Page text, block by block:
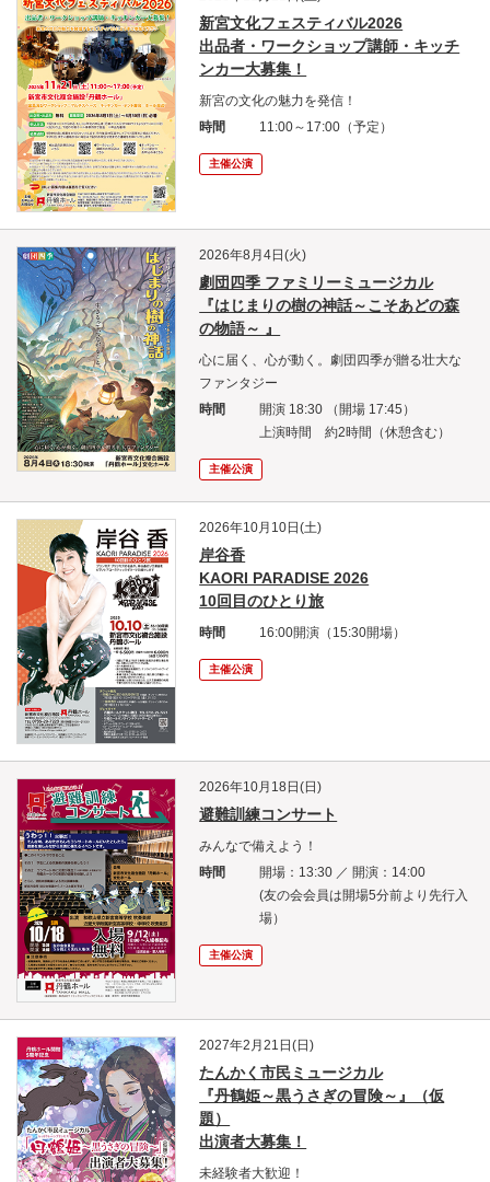
新宮文化フェスティバル2026
出品者・ワークショップ講師・キッチ
ンカー大募集！
新宮の文化の魅力を発信！
時間
11:00～17:00（予定）
主催公演
2026年8月4日(火)
劇団四季 ファミリーミュージカル
『はじまりの樹の神話～こそあどの森
の物語～ 』
心に届く、心が動く。劇団四季が贈る壮大な
ファンタジー
時間
開演 18:30 （開場 17:45）
上演時間 約2時間（休憩含む）
主催公演
2026年10月10日(土)
岸谷香
KAORI PARADISE 2026
10回目のひとり旅
時間 16:00開演（15:30開場）
主催公演
2026年10月18日(日)
避難訓練コンサート
みんなで備えよう！
時間
開場：13:30 ／ 開演：14:00
(友の会会員は開場5分前より先行入
場）
主催公演
2027年2月21日(日)
たんかく市民ミュージカル
『丹鶴姫～黒うさぎの冒険～』（仮
題）
出演者大募集！
未経験者大歓迎！